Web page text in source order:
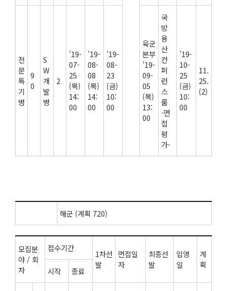
전
문
특
기
병
9
0
S
W
개
발
병
2
’19-
07-
25
(목)
14:
00
’19-
08-
08
(목)
14:
00
’19-
08-
23
(금)
10:
00
육군
본부
’19-
09-
05
(목)
13:
00
국
방
용
산
컨
퍼
런
스
룸
-면
접
평
가-
’19-
10-
25
(금)
10:
00
11.
25.
(2)
해군 (계획 720)
모집분
야 / 회
차
접수기간
1차선
발
면접일
자
최종선
발
입영
일
계
획
시작 종료